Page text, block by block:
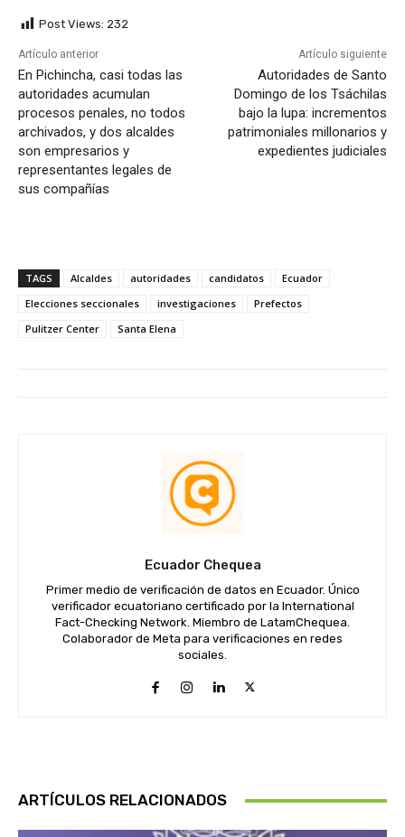
Post Views: 232
Artículo anterior
En Pichincha, casi todas las
autoridades acumulan
procesos penales, no todos
archivados, y dos alcaldes
son empresarios y
representantes legales de
sus compañías
Artículo siguiente
Autoridades de Santo
Domingo de los Tsáchilas
bajo la lupa: incrementos
patrimoniales millonarios y
expedientes judiciales
TAGS Alcaldes autoridades candidatos
Ecuador
Elecciones seccionales
investigaciones
Prefectos
Pulitzer Center
Santa Elena
Ecuador Chequea
Primer medio de verificación de datos en Ecuador. Único
verificador ecuatoriano certificado por la International
Fact-Checking Network. Miembro de LatamChequea.
Colaborador de Meta para verificaciones en redes
sociales.
ARTÍCULOS RELACIONADOS